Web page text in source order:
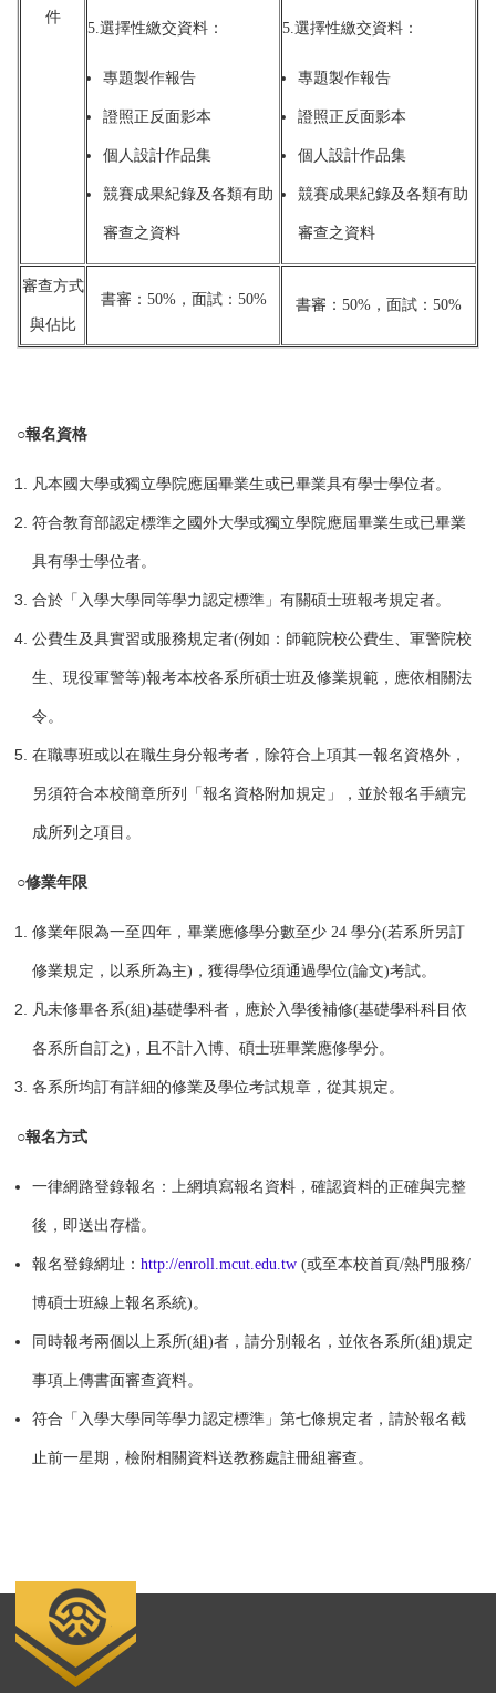
件
5.選擇性繳交資料：
專題製作報告
證照正反面影本
個人設計作品集
競賽成果紀錄及各類有助
審查之資料
5.選擇性繳交資料：
專題製作報告
證照正反面影本
個人設計作品集
競賽成果紀錄及各類有助
審查之資料
審查方式
與佔比
書審：50%，面試：50% 書審：50%，面試：50%
○報名資格
凡本國大學或獨立學院應屆畢業生或已畢業具有學士學位者。
符合教育部認定標準之國外大學或獨立學院應屆畢業生或已畢業
具有學士學位者。
合於「入學大學同等學力認定標準」有關碩士班報考規定者。
公費生及具實習或服務規定者(例如：師範院校公費生、軍警院校
生、現役軍警等)報考本校各系所碩士班及修業規範，應依相關法
令。
在職專班或以在職生身分報考者，除符合上項其一報名資格外，
另須符合本校簡章所列「報名資格附加規定」，並於報名手續完
成所列之項目。
○修業年限
修業年限為一至四年，畢業應修學分數至少 24 學分(若系所另訂
修業規定，以系所為主)，獲得學位須通過學位(論文)考試。
凡未修畢各系(組)基礎學科者，應於入學後補修(基礎學科科目依
各系所自訂之)，且不計入博、碩士班畢業應修學分。
各系所均訂有詳細的修業及學位考試規章，從其規定。
○報名方式
一律網路登錄報名：上網填寫報名資料，確認資料的正確與完整
後，即送出存檔。
報名登錄網址： http://enroll.mcut.edu.tw (或至本校首頁/熱門服務/
博碩士班線上報名系統)。
同時報考兩個以上系所(組)者，請分別報名，並依各系所(組)規定
事項上傳書面審查資料。
符合「入學大學同等學力認定標準」第七條規定者，請於報名截
止前一星期，檢附相關資料送教務處註冊組審查。